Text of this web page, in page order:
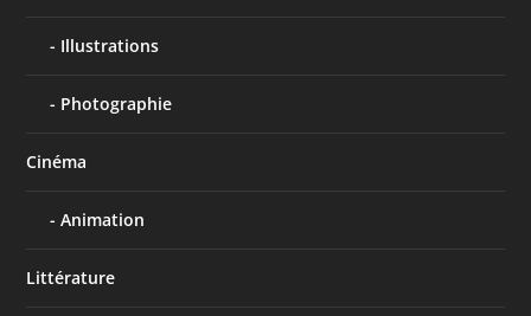
Illustrations
Photographie
Cinéma
Animation
Littérature